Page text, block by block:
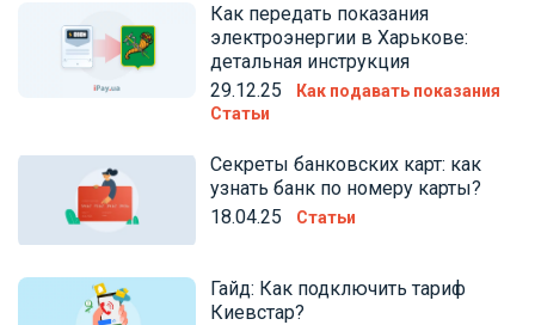
Как передать показания
электроэнергии в Харькове:
детальная инструкция
29.12.25
Как подавать показания
Статьи
Секреты банковских карт: как
узнать банк по номеру карты?
18.04.25
Статьи
Гайд: Как подключить тариф
Киевстар?